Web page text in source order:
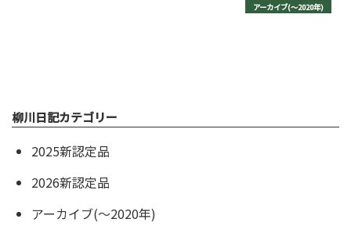
アーカイブ(〜2020年)
柳川日記カテゴリー
2025新認定品
2026新認定品
アーカイブ(〜2020年)